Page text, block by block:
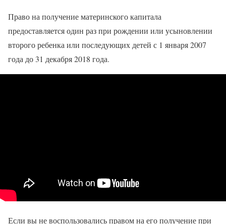
Право на получение материнского капитала
предоставляется один раз при рождении или усыновлении
второго ребенка или последующих детей с 1 января 2007
года до 31 декабря 2018 года.
Если вы не воспользовались правом на его получение при